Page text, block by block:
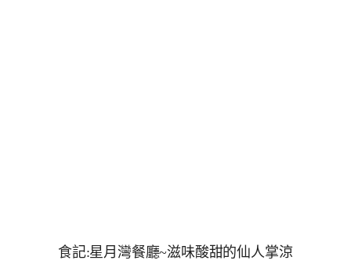
食記:星月灣餐廳~滋味酸甜的仙人掌涼